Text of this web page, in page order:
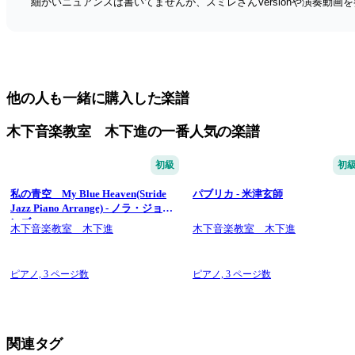
他の人も一緒に購入した楽譜
木下音楽教室 木下進の一番人気の楽譜
初級
私の青空 My Blue Heaven(Stride
Jazz Piano Arrange) - ノラ・ジョー
ンズ
木下音楽教室 木下進
ピアノ, 3 ページ数
初級
パブリカ - 米津玄師
木下音楽教室 木下進
ピアノ,3 ページ数
関連タグ